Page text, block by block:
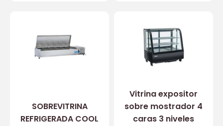
SOBREVITRINA
REFRIGERADA COOL
Vitrina expositor
sobre mostrador 4
caras 3 niveles